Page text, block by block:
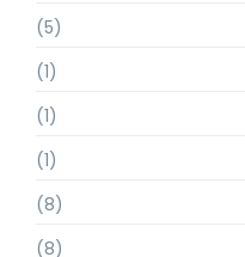
(5)
(1)
(1)
(1)
(8)
(8)